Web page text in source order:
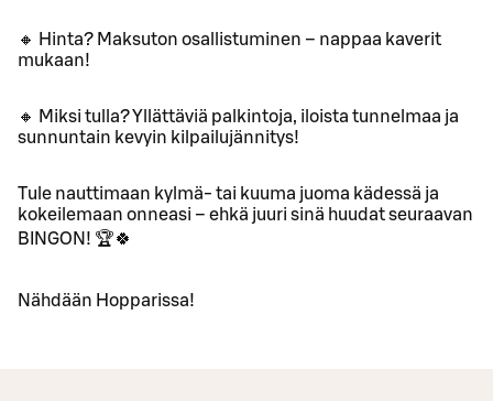
🔸 Hinta? Maksuton osallistuminen – nappaa kaverit
mukaan!
🔸 Miksi tulla? Yllättäviä palkintoja, iloista tunnelmaa ja
sunnuntain kevyin kilpailujännitys!
Tule nauttimaan kylmä- tai kuuma juoma kädessä ja
kokeilemaan onneasi – ehkä juuri sinä huudat seuraavan
BINGON! 🏆🍀
Nähdään Hopparissa!